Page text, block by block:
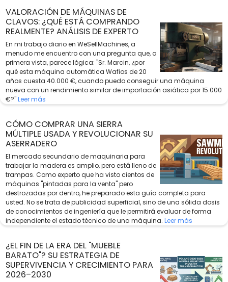
VALORACIÓN DE MÁQUINAS DE
CLAVOS: ¿QUÉ ESTÁ COMPRANDO
REALMENTE? ANÁLISIS DE EXPERTO
En mi trabajo diario en WeSellMachines, a
menudo me encuentro con una pregunta que, a
primera vista, parece lógica: "Sr. Marcin, ¿por
qué esta máquina automática Wafios de 20
años cuesta 40.000 €, cuando puedo conseguir una máquina
nueva con un rendimiento similar de importación asiática por 15.000
€?"Leer más
CÓMO COMPRAR UNA SIERRA
MÚLTIPLE USADA Y REVOLUCIONAR SU
ASERRADERO
El mercado secundario de maquinaria para
trabajar la madera es amplio, pero está lleno de
trampas. Como experto que ha visto cientos de
máquinas "pintadas para la venta" pero
destrozadas por dentro, he preparado esta guía completa para
usted. No se trata de publicidad superficial, sino de una sólida dosis
de conocimientos de ingeniería que le permitirá evaluar de forma
independiente el estado técnico de una máquina. Leer más
¿EL FIN DE LA ERA DEL "MUEBLE
BARATO"? SU ESTRATEGIA DE
SUPERVIVENCIA Y CRECIMIENTO PARA
2026–2030